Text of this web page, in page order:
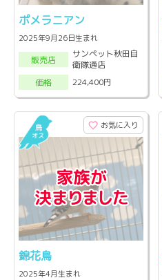
ポメラニアン
2025年9月26日生まれ
販売店
サンペット秋田自
衛隊通店
価格
224,400円
お気に入り
錦花鳥
2025年4月生まれ